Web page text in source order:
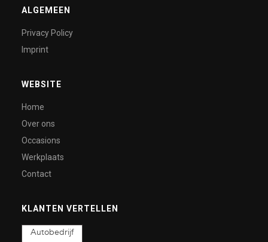
ALGEMEEN
Privacy Policy
Imprint
WEBSITE
Home
Over ons
Occasions
Werkplaats
Contact
KLANTEN VERTELLEN
Autobedrijf